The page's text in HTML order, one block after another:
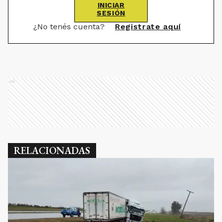
INICIAR
SESIÓN
¿No tenés cuenta? Registrate aquí
Ads
RELACIONADAS